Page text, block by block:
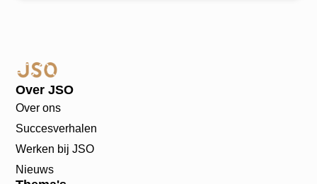
Over JSO
Over ons
Succesverhalen
Werken bij JSO
Nieuws